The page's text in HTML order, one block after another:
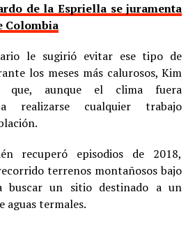
de la Espriella se juramenta
Colombia
le sugirió evitar ese tipo de
los meses más calurosos, Kim
que, aunque el clima fuera
realizarse cualquier trabajo
recuperó episodios de 2018,
terrenos montañosos bajo
buscar un sitio destinado a un
termales.